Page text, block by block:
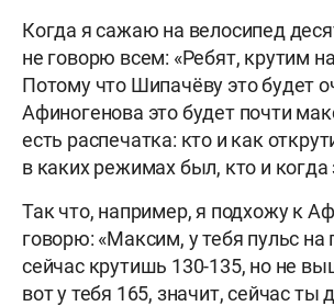
Когда я сажаю на велосипед
не говорю всем: «Ребят, крутим
Потому что Шипачёву это будет
Афиногенова это будет почти
есть распечатка: кто и как
в каких режимах был, кто и когда
Так что, например, я подхожу к
говорю: «Максим, у тебя пульс на
сейчас крутишь 130-135, но не
вот у тебя 165, значит, сейчас